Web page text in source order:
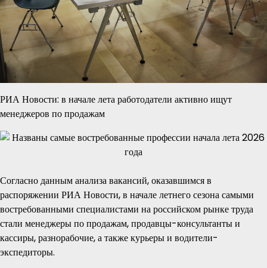
РИА Новости: в начале лета работодатели активно ищут
менеджеров по продажам
Согласно данным анализа вакансий, оказавшимся в
распоряжении РИА Новости, в начале летнего сезона самыми
востребованными специалистами на российском рынке труда
стали менеджеры по продажам, продавцы-консультанты и
кассиры, разнорабочие, а также курьеры и водители-
экспедиторы.